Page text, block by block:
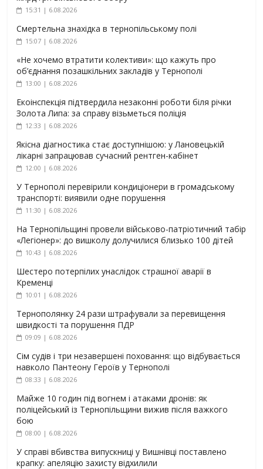
15:31 | 6.08.2026
Смертельна знахідка в тернопільському полі
15:07 | 6.08.2026
«Не хочемо втратити колективи»: що кажуть про
об’єднання позашкільних закладів у Тернополі
13:00 | 6.08.2026
Екоінспекція підтвердила незаконні роботи біля річки
Золота Липа: за справу візьметься поліція
12:33 | 6.08.2026
Якісна діагностика стає доступнішою: у Лановецькій
лікарні запрацював сучасний рентген-кабінет
12:00 | 6.08.2026
У Тернополі перевірили кондиціонери в громадському
транспорті: виявили одне порушення
11:30 | 6.08.2026
На Тернопільщині провели військово-патріотичний табір
«Легіонер»: до вишколу долучилися близько 100 дітей
10:43 | 6.08.2026
Шестеро потерпілих унаслідок страшної аварії в
Кременці
10:01 | 6.08.2026
Тернополянку 24 рази штрафували за перевищення
швидкості та порушення ПДР
09:09 | 6.08.2026
Сім судів і три незавершені поховання: що відбувається
навколо Пантеону Героїв у Тернополі
08:33 | 6.08.2026
Майже 10 годин під вогнем і атаками дронів: як
поліцейський із Тернопільщини вижив після важкого
бою
08:00 | 6.08.2026
У справі вбивства випускниці у Вишнівці поставлено
крапку: апеляцію захисту відхилили